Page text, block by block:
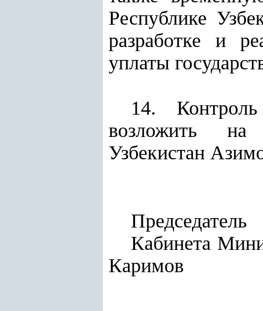
Республике
разработке и
уплаты
14.
возложить на
Узбекистан
Председатель
Каримов